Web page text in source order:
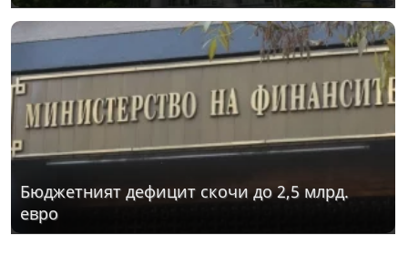
Бюджетният дефицит скочи до 2,5 млрд.
евро